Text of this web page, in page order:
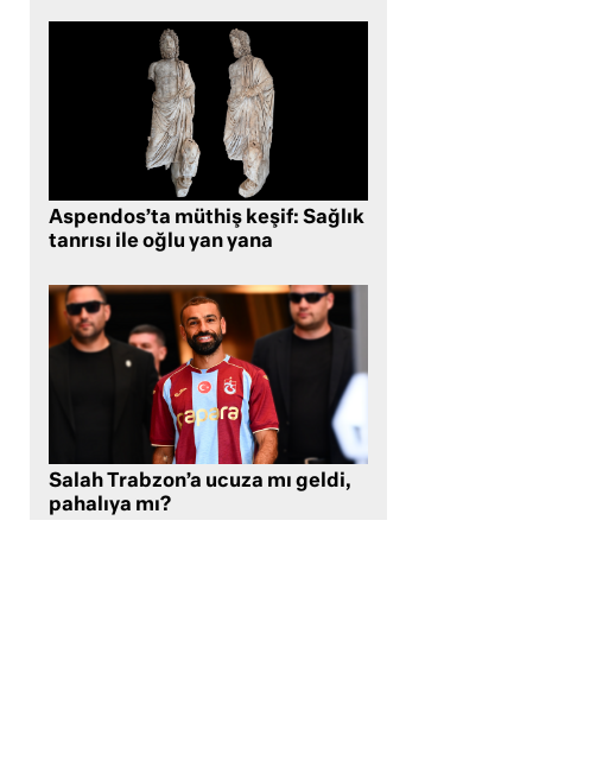
Aspendos’ta müthiş keşif: Sağlık
tanrısı ile oğlu yan yana
Salah Trabzon’a ucuza mı geldi,
pahalıya mı?